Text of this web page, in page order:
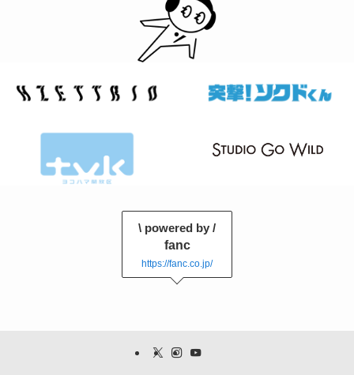
\ powered by /
fanc
https://fanc.co.jp/